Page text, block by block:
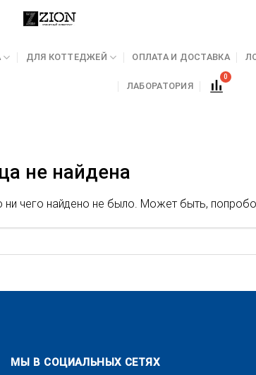
ДЛЯ КОТТЕДЖЕЙ ОПЛАТА И ДОСТАВКА
ЛАБОРАТОРИЯ
не найдена
чего найдено не было. Может быть,
МЫ В СОЦИАЛЬНЫХ СЕТЯХ